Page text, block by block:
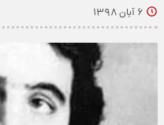
۶ آبان ۱۳۹۸